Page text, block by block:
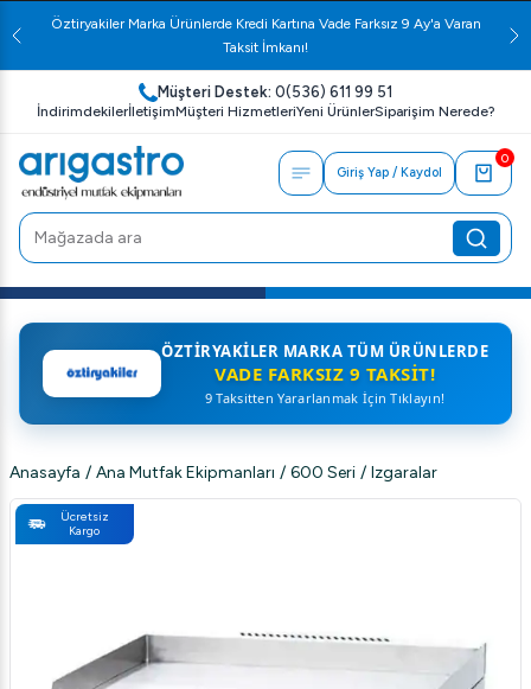
Öztiryakiler Marka Ürünlerde Kredi Kartına Vade Farksız 9 Ay'a Varan
Taksit İmkanı!
Müşteri Destek: 0(536) 611 99 51
İndirimdekilerİletişimMüşteri HizmetleriYeni ÜrünlerSiparişim Nerede?
Giriş Yap / Kaydol
0
ÖZTIRYAKILER MARKA TÜM ÜRÜNLERDE
VADE FARKSIZ 9 TAKSIT!
9 Taksitten Yararlanmak İçin Tıklayın!
Anasayfa / Ana Mutfak Ekipmanları / 600 Seri / Izgaralar
Ücretsiz
Kargo